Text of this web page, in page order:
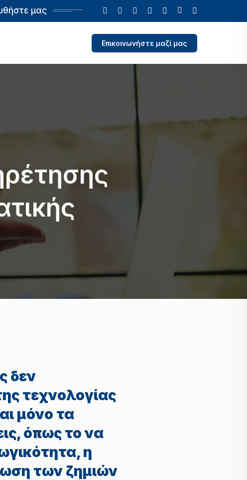
μας
Επικοινωνήστε μαζί μας
δεν
τεχνολογίας
μόνο τα
όπως το να
η
των ζημιών